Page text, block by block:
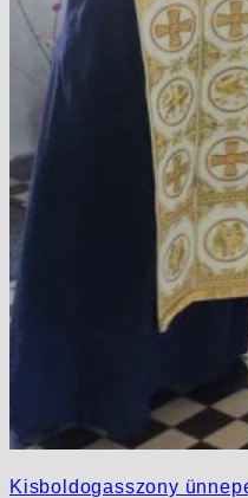
Kisboldogasszony